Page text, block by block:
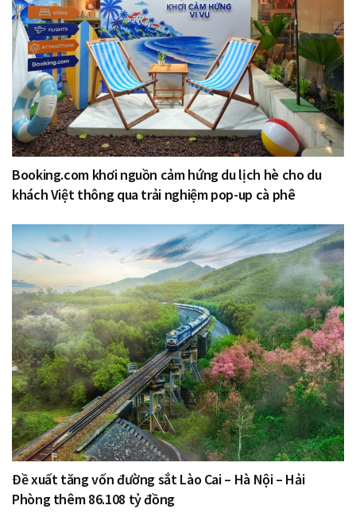
Booking.com khơi nguồn cảm hứng du lịch hè cho du
khách Việt thông qua trải nghiệm pop-up cà phê
Đề xuất tăng vốn đường sắt Lào Cai – Hà Nội – Hải
Phòng thêm 86.108 tỷ đồng